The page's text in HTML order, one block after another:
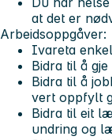
at det er
Arbeidsoppgåver:
Ivareta
Bidra til å
Bidra til å
vert oppfylt
Bidra til eit
undring og